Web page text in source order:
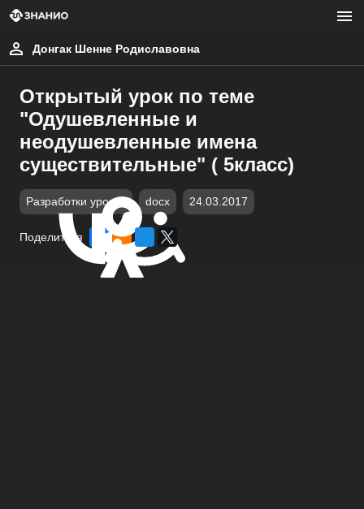
Донгак Шенне Родиславовна
Открытый урок по теме
"Одушевленные и
неодушевленные имена
существительные" ( 5класс)
Разработки уроков docx 24.03.2017
Поделиться